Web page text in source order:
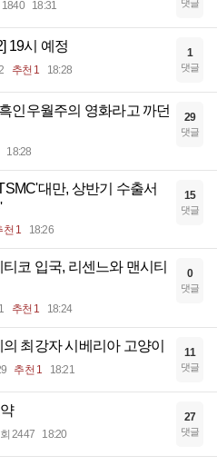
1840 18:31 댓글
19시 예정
추천 1 18:28
1
댓글
인우월주의 영화라고 까던
18:28
29
댓글
대만, 상반기 수출서
천 1 18:26
15
댓글
코 입국, 리센느와 맨시티
추천 1 18:24
0
댓글
최강자 시베리아 고양이
추천 1 18:21
11
댓글
2447 18:20
27
댓글